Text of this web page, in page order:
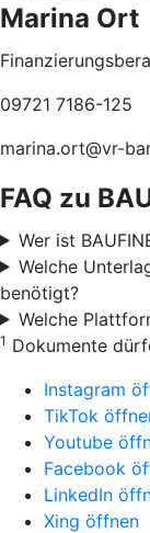
Marina Ort
09721 7186-125
marina.ort@vr-
FAQ zu
Wer ist
Welche
benötigt?
Welche
1 Dokumente
Instagram
TikTok
Youtube
Facebook
LinkedIn
Xing öffnen